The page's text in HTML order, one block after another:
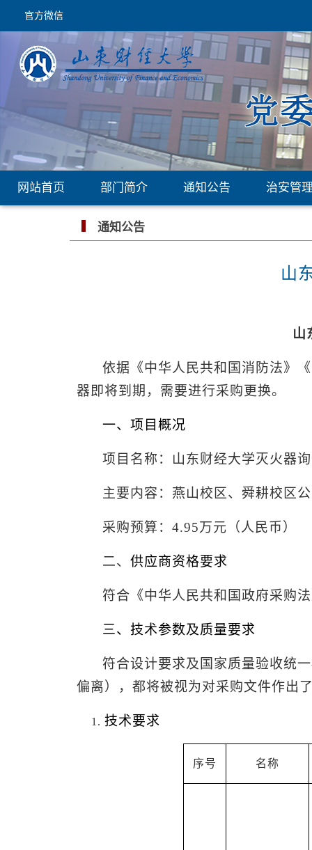
官方微信
网站首页 部门简介 通知公告 治安管
通知公告
山
山
依据《中华人民共和国消防法》
器即将到期，需要进行采购更换。
一、 项目概况
项目名称：山东财经大学灭火器
主要内容：燕山校区、舜耕校区
采购预算： 4.95万元（人民币）
二、 供应商资格要求
符合《中华人民共和国政府采购
三、技术参数及质量要求
符合设计要求及国家质量验收统
偏离），都将被视为对采购文件作出
技术要求
序号 名称